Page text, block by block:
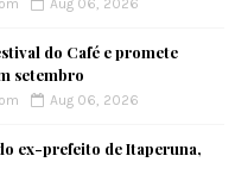
Aug 06, 2026
do Café e promete
setembro
Aug 06, 2026
ex-prefeito de Itaperuna,